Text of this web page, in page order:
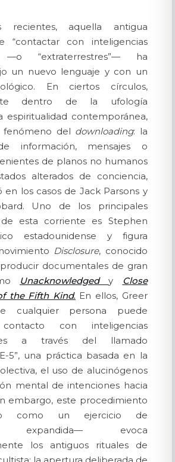
recientes, aquella antigua
“contactar con inteligencias
—o “extraterrestres”— ha
un nuevo lenguaje y con un
En ciertos círculos,
dentro de la ufología
espiritualidad contemporánea,
del downloading: la
información, mensajes o
de planos no humanos
alterados de conciencia,
en los casos de Jack Parsons y
Uno de los principales
esta corriente es Stephen
estadounidense y figura
Disclosure, conocido
documentales de gran
Unacknowledged y Close
the Fifth Kind. En ellos, Greer
cualquier persona puede
con inteligencias
a través del llamado
5”, una práctica basada en la
el uso de alucinógenos
mental de intenciones hacia
embargo, este procedimiento
como un ejercicio de
expandida— evoca
los antiguos rituales de